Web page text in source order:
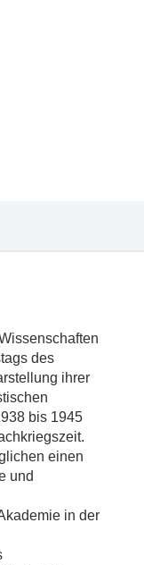
des
ihrer
bis 1945
einen
und
in der